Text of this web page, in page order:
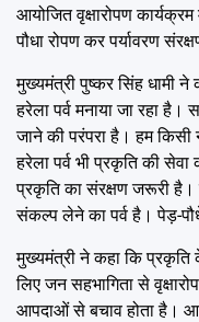
आयोजित वृक्षारोपण
पौधा रोपण कर पर्यावरण
मुख्यमंत्री पुष्कर सिंह धामी
हरेला पर्व मनाया जा रहा
जाने की परंपरा है। हम
हरेला पर्व भी प्रकृति की सेवा
प्रकृति का संरक्षण जरूरी है।
संकल्प लेने का पर्व है। पेड़-
मुख्यमंत्री ने कहा कि
लिए जन सहभागिता से
आपदाओं से बचाव होता है।